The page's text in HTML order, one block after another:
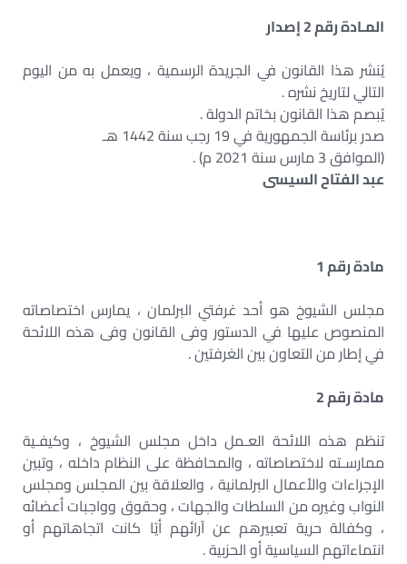
المـادة رقم 2 إصدار
يُنشر هذا القانون في الجريدة الرسمية ، ويعمل به من اليوم
التالي لتاريخ نشره .
يُبصم هذا القانون بخاتم الدولة .
صدر برئاسة الجمهورية في 19 رجب سنة 1442 هـ
(الموافق 3 مارس سنة 2021 م) .
عبد الفتاح السيسى
مادة رقم 1
مجلس الشيوخ هو أحد غرفتي البرلمان ، يمارس اختصاصاته
المنصوص عليها في الدستور وفى القانون وفى هذه اللائحة
في إطار من التعاون بين الغرفتين .
مادة رقم 2
تنظم هذه اللائحة العـمل داخل مجلس الشيوخ ، وكيفـية
ممارسـته لاختصاصاته ، والمحافظة على النظام داخله ، وتبين
الإجراءات والأعمال البرلمانية ، والعلاقة بين المجلس ومجلس
النواب وغيره من السلطات والجهات ، وحقوق وواجبات أعضائه
، وكفالة حرية تعبيرهم عن آرائهم أيًا كانت اتجاهاتهم أو
انتماءاتهم السياسية أو الحزبية .